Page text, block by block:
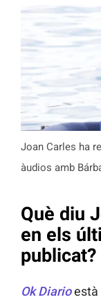
Joan Carles ha
àudios amb
Què diu
en els
publicat?
Ok Diarioestà